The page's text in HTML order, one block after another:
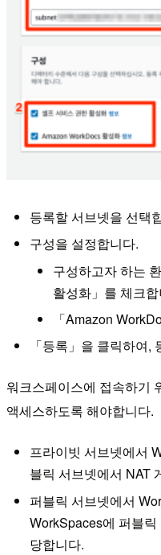
등록할 서브넷을 선택
구성을 설정합니다.
구성하고자 하는
활성화」를 체크
「Amazon
「등록」을 클릭하여,
워크스페이스에 접속하기
액세스하도록 해야합니다.
프라이빗 서브넷에서
블릭 서브넷에서 NAT
퍼블릭 서브넷에서
WorkSpaces에 퍼블
당합니다.